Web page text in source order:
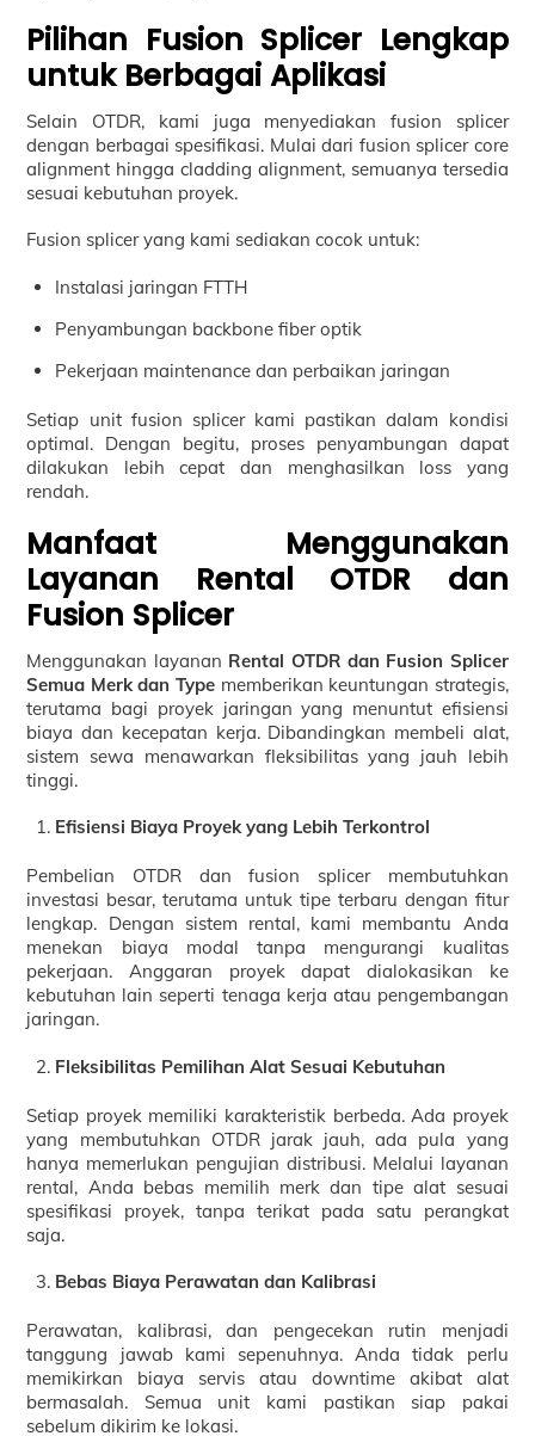
Pilihan Fusion Splicer Lengkap
untuk Berbagai Aplikasi
Selain OTDR, kami juga menyediakan fusion splicer
dengan berbagai spesifikasi. Mulai dari fusion splicer core
alignment hingga cladding alignment, semuanya tersedia
sesuai kebutuhan proyek.
Fusion splicer yang kami sediakan cocok untuk:
Instalasi jaringan FTTH
Penyambungan backbone fiber optik
Pekerjaan maintenance dan perbaikan jaringan
Setiap unit fusion splicer kami pastikan dalam kondisi
optimal. Dengan begitu, proses penyambungan dapat
dilakukan lebih cepat dan menghasilkan loss yang
rendah.
Manfaat Menggunakan
Layanan Rental OTDR dan
Fusion Splicer
Menggunakan layanan Rental OTDR dan Fusion Splicer
Semua Merk dan Type memberikan keuntungan strategis,
terutama bagi proyek jaringan yang menuntut efisiensi
biaya dan kecepatan kerja. Dibandingkan membeli alat,
sistem sewa menawarkan fleksibilitas yang jauh lebih
tinggi.
Efisiensi Biaya Proyek yang Lebih Terkontrol
Pembelian OTDR dan fusion splicer membutuhkan
investasi besar, terutama untuk tipe terbaru dengan fitur
lengkap. Dengan sistem rental, kami membantu Anda
menekan biaya modal tanpa mengurangi kualitas
pekerjaan. Anggaran proyek dapat dialokasikan ke
kebutuhan lain seperti tenaga kerja atau pengembangan
jaringan.
Fleksibilitas Pemilihan Alat Sesuai Kebutuhan
Setiap proyek memiliki karakteristik berbeda. Ada proyek
yang membutuhkan OTDR jarak jauh, ada pula yang
hanya memerlukan pengujian distribusi. Melalui layanan
rental, Anda bebas memilih merk dan tipe alat sesuai
spesifikasi proyek, tanpa terikat pada satu perangkat
saja.
Bebas Biaya Perawatan dan Kalibrasi
Perawatan, kalibrasi, dan pengecekan rutin menjadi
tanggung jawab kami sepenuhnya. Anda tidak perlu
memikirkan biaya servis atau downtime akibat alat
bermasalah. Semua unit kami pastikan siap pakai
sebelum dikirim ke lokasi.